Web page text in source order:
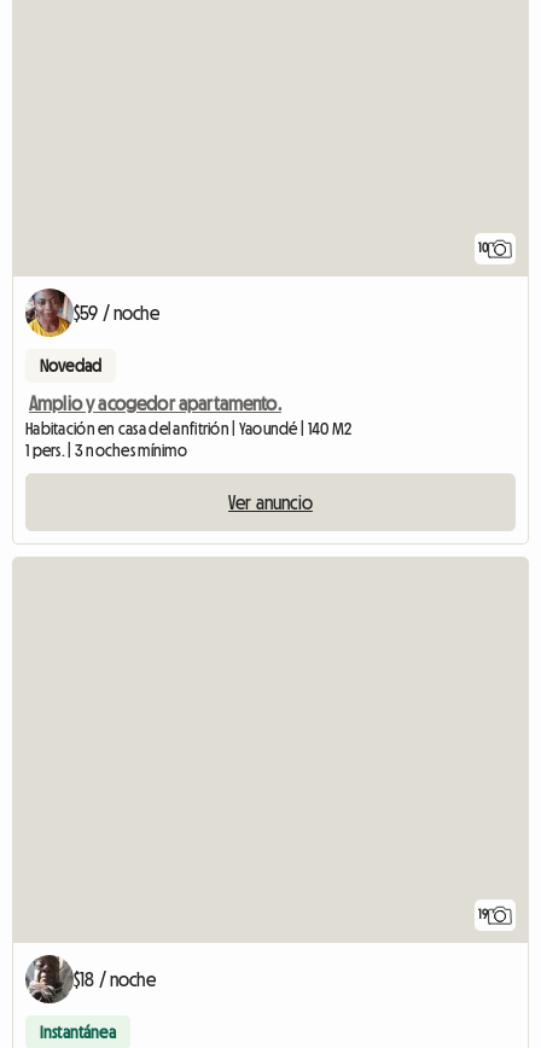
10
$59 / noche
Novedad
Amplio y acogedor apartamento.
Habitación en casa del anfitrión | Yaoundé | 140 M2
1 pers. | 3 noches mínimo
Ver anuncio
19
$18 / noche
Instantánea